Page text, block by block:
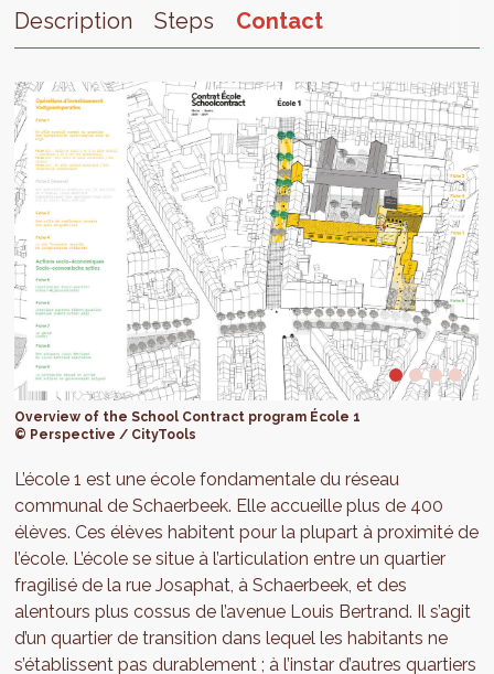
Description Steps Contact
Overview of the School Contract program École 1
© Perspective / CityTools
L’école 1 est une école fondamentale du réseau
communal de Schaerbeek. Elle accueille plus de 400
élèves. Ces élèves habitent pour la plupart à proximité de
l’école. L’école se situe à l’articulation entre un quartier
fragilisé de la rue Josaphat, à Schaerbeek, et des
alentours plus cossus de l’avenue Louis Bertrand. Il s’agit
d’un quartier de transition dans lequel les habitants ne
s’établissent pas durablement ; à l’instar d’autres quartiers